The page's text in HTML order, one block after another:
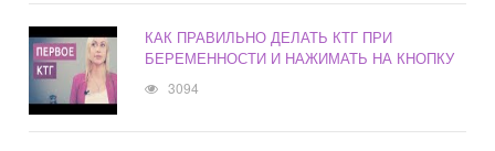
КАК ПРАВИЛЬНО ДЕЛАТЬ КТГ ПРИ
БЕРЕМЕННОСТИ И НАЖИМАТЬ НА КНОПКУ
3094